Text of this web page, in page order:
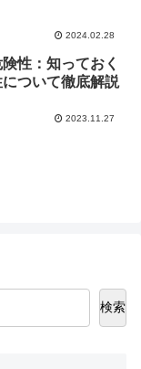
2024.02.28
性：知っておく
ついて徹底解説
2023.11.27
検索